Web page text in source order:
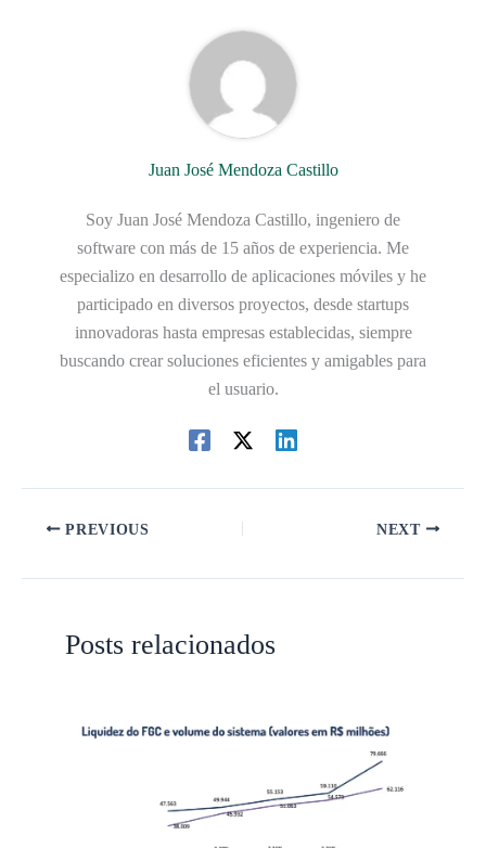
Juan José Mendoza Castillo
Soy Juan José Mendoza Castillo, ingeniero de
software con más de 15 años de experiencia. Me
especializo en desarrollo de aplicaciones móviles y he
participado en diversos proyectos, desde startups
innovadoras hasta empresas establecidas, siempre
buscando crear soluciones eficientes y amigables para
el usuario.
PREVIOUS NEXT
Posts relacionados